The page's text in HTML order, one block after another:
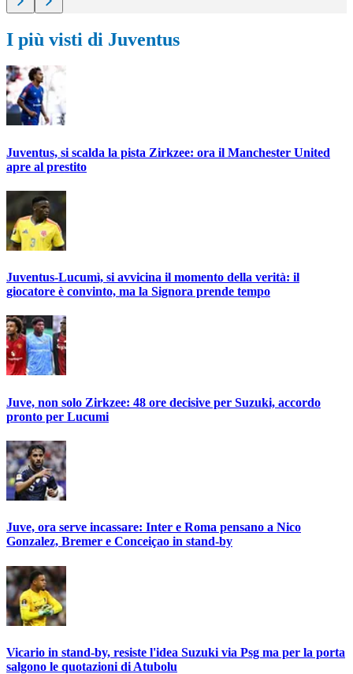
I più visti di Juventus
Juventus, si scalda la pista Zirkzee: ora il Manchester United
apre al prestito
Juventus-Lucumì, si avvicina il momento della verità: il
giocatore è convinto, ma la Signora prende tempo
Juve, non solo Zirkzee: 48 ore decisive per Suzuki, accordo
pronto per Lucumi
Juve, ora serve incassare: Inter e Roma pensano a Nico
Gonzalez, Bremer e Conceiçao in stand-by
Vicario in stand-by, resiste l'idea Suzuki via Psg ma per la porta
salgono le quotazioni di Atubolu